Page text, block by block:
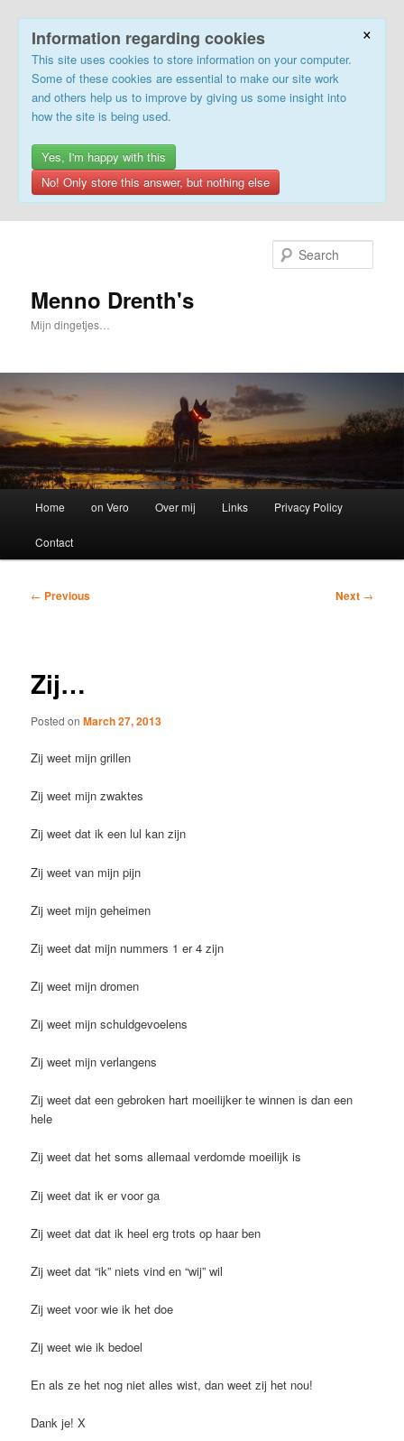
×
Information regarding cookies
This site uses cookies to store information on your computer.
Some of these cookies are essential to make our site work
and others help us to improve by giving us some insight into
how the site is being used.
Yes, I'm happy with this
No! Only store this answer, but nothing else
Menno Drenth's
Mijn dingetjes…
Home on Vero Over mij Links Privacy Policy
Contact
Post
← Previous Next →
Zij…
Posted onMarch 27, 2013
Zij weet mijn grillen
Zij weet mijn zwaktes
Zij weet dat ik een lul kan zijn
Zij weet van mijn pijn
Zij weet mijn geheimen
Zij weet dat mijn nummers 1 er 4 zijn
Zij weet mijn dromen
Zij weet mijn schuldgevoelens
Zij weet mijn verlangens
Zij weet dat een gebroken hart moeilijker te winnen is dan een
hele
Zij weet dat het soms allemaal verdomde moeilijk is
Zij weet dat ik er voor ga
Zij weet dat dat ik heel erg trots op haar ben
Zij weet dat “ik” niets vind en “wij” wil
Zij weet voor wie ik het doe
Zij weet wie ik bedoel
En als ze het nog niet alles wist, dan weet zij het nou!
Dank je! X